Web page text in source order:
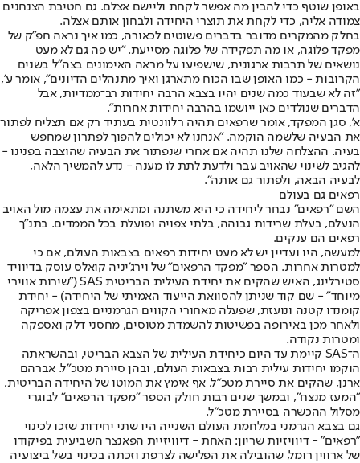
באופן שוטף כדי להבין מה אפשר לקחת וליישם אצלם. גם חטיבת הצנחנים
צמודה אליה, כדי לקחת את תוצרי היחידה ולבחון אותם אצלה.
בחלק מהמקרים מדובר בדברים פשוטים לכאורה, כמו איך נראה חפ"ק של
מפקד פלוגה, או מה תפקידה של פלוגה מסייעת. "יש פה גם לא מעט
נושאים של תרבות ארגונית, שישפיעו על מראה האימונים בצה"ל בשנים
הקרובות - כמו האופן שבו הכוח מתארגן ואיך מתנהלים הדיונים", אומר ע',
"זה לא שבעוד כמה שנים יהיו בצבא הרבה יחידות רב־ממדיות, אבל
הדברים שנולדים כאן ייושמו בהרבה יחידות אחרות".
א', סגן המפקד, אומר שרפאים תהיה רלוונטית בעתיד רק אם תצליח לפתור
את הבעיה שלשמה הוקמה. "אנחנו לא יכולים להפוך לפתרון שמחפש
בעיה. ההצלחה שלנו תהיה אם אחרי שנפתור את הבעיה שהוצבה בפנינו -
להגיב לשינוי שהאויב עבר ולדעת לתת לו מענה - נדע להמשיך הלאה,
לבעיה הבאה, ולפתור גם אותה".
רפאים גם בעולם
השם "רפאים" נבחר ליחידה כי היא משתנה ומתאימה את עצמה מול האויב
הנעלם, בעלת שרידות גבוהה, בלתי צפויה ופועלת בכל הממדים. בתנ"ך
רפאים הם ענקים.
למעשה, היו ועדיין יש לא מעט יחידות רפאים בצבאות העולם, אם כי
למטרות אחרות. הספר "מפקד הרפאים" של וירג'יניה קואלס עוסק בדיוויד
סטירלינג, האיש שהקים את יחידת העילית הבריטית SAS ("שירות אווירי
מיוחד" - שם קוד שניתן להסוואת הייעוד האמיתי של היחידה) - יחידת
קומנדו קטנה ונועזת, שפעלה מאחורי הקווים הגרמניים בצפון אפריקה
ולאחר מכן באירופה בפשיטות להשמדת מטוסים, מחסני דלק ואספקה
ומטרות נקודה.
ה־SAS קיימת עד היום כיחידת העילית של הצבא הבריטי, ובהשראתה
הוקמו יחידות עילית רבות בצבאות העולם, ובהן סיירת מטכ"ל. אברהם
ארנן, שהקים את סיירת מטכ"ל, אף אימץ את המוטו של היחידה הבריטית,
"המעז מנצח", ובמשך שנים רבות חולק הספר "מפקד הרפאים" לבוגרי
מסלול ההכשרה בסיירת מטכ"ל.
גם בצבא הגרמני במלחמת העולם השנייה היו שתי יחידות שזכו לכינוי
"רפאים" - דיוויזיות שריון: האחת - דיוויזיית הפאנצר השביעית בפיקודו
של ארווין רומל, שהובילה את הפלישה לצרפת וזכתה בכינוי בשל ביצועיה